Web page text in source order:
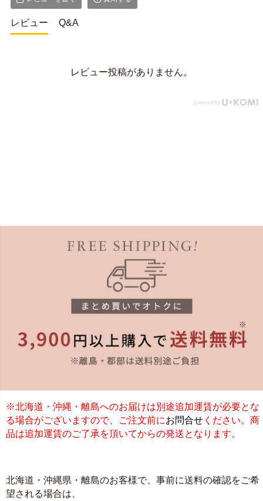
レビュー Q&A
レビュー投稿がありません。
※北海道・沖縄・離島へのお届けは別途追加運賃が必要とな
る場合がございますので、ご注文前にお問合せ ください。商
品は追加運賃のご了承を頂いてからの発送となります。
北海道・沖縄県・離島のお客様で、事前に送料の確認をご希
望される場合は、